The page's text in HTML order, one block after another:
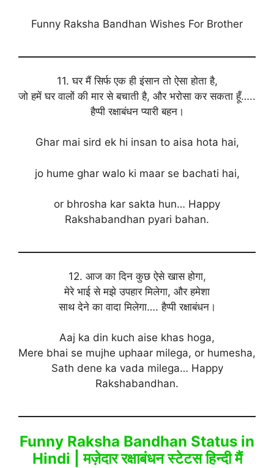
Funny Raksha Bandhan Wishes For Brother
11. घर मैं सिर्फ एक ही इंसान तो ऐसा होता है,
जो हमें घर वालों की मार से बचाती है, और भरोसा कर सकता हूँ…..
हैप्पी रक्षाबंधन प्यारी बहन।
Ghar mai sird ek hi insan to aisa hota hai,
jo hume ghar walo ki maar se bachati hai,
or bhrosha kar sakta hun… Happy
Rakshabandhan pyari bahan.
12. आज का दिन कुछ ऐसे खास होगा,
मेरे भाई से मझे उपहार मिलेगा, और हमेशा
साथ देने का वादा मिलेगा…. हैप्पी रक्षाबंधन।
Aaj ka din kuch aise khas hoga,
Mere bhai se mujhe uphaar milega, or humesha,
Sath dene ka vada milega… Happy
Rakshabandhan.
Funny Raksha Bandhan Status in
Hindi | मज़ेदार रक्षाबंधन स्टेटस हिन्दी मैं